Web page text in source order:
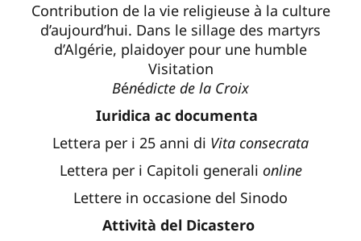
Contribution de la vie religieuse à la culture
d’aujourd’hui. Dans le sillage des martyrs
d’Algérie, plaidoyer pour une humble
Visitation
Bénédicte de la Croix
Iuridica ac documenta
Lettera per i 25 anni di Vita consecrata
Lettera per i Capitoli generali online
Lettere in occasione del Sinodo
Attività del Dicastero